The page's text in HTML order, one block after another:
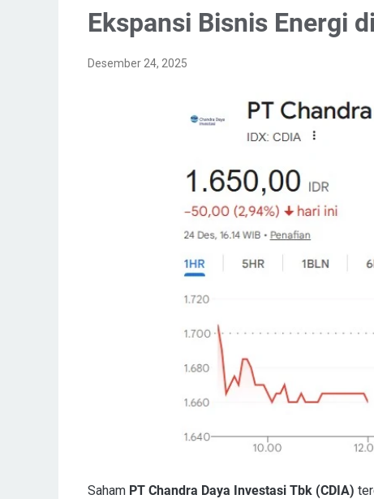
Ekspansi Bisnis Energi
Desember 24, 2025
Saham PT Chandra Daya Investasi Tbk (CDIA)